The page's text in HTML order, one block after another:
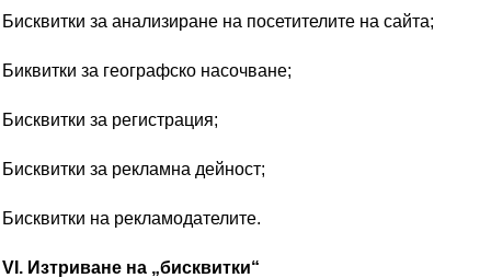
Бисквитки за анализиране на посетителите на сайта;
Биквитки за географско насочване;
Бисквитки за регистрация;
Бисквитки за рекламна дейност;
Бисквитки на рекламодателите.
VI. Изтриване на „бисквитки“